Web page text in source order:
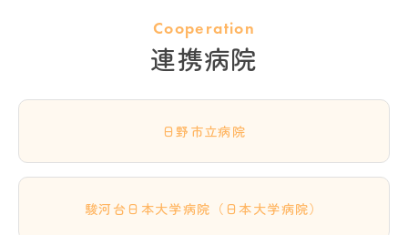
Cooperation
連携病院
日野市立病院
駿河台日本大学病院（日本大学病院）